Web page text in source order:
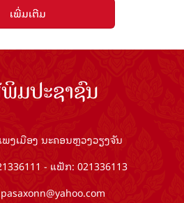
ເພີ່ມເຕີມ
ມປະຊາຊົນ
ງເມືອງ ນະຄອນຫຼວງວຽງຈັນ
- ແຟັກ: 021336113
pasaxonn@yahoo.com